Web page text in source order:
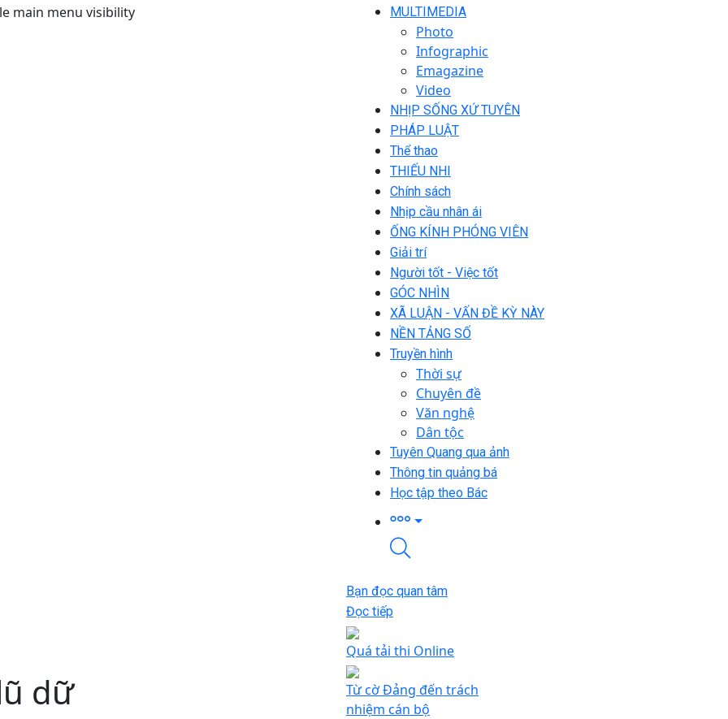
main menu visibility
MULTIMEDIA
Photo
Infographic
Emagazine
Video
NHỊP SỐNG XỨ TUYÊN
PHÁP LUẬT
Thể thao
THIẾU NHI
Chính sách
Nhịp cầu nhân ái
ỐNG KÍNH PHÓNG VIÊN
Giải trí
Người tốt - Việc tốt
GÓC NHÌN
XÃ LUẬN - VẤN ĐỀ KỲ NÀY
NỀN TẢNG SỐ
Truyền hình
Thời sự
Chuyên đề
Văn nghệ
Dân tộc
Tuyên Quang qua ảnh
Thông tin quảng bá
Học tập theo Bác
dữ
Bạn đọc quan tâm
Đọc tiếp
Quá tải thi Online
Từ cờ Đảng đến trách
nhiệm cán bộ